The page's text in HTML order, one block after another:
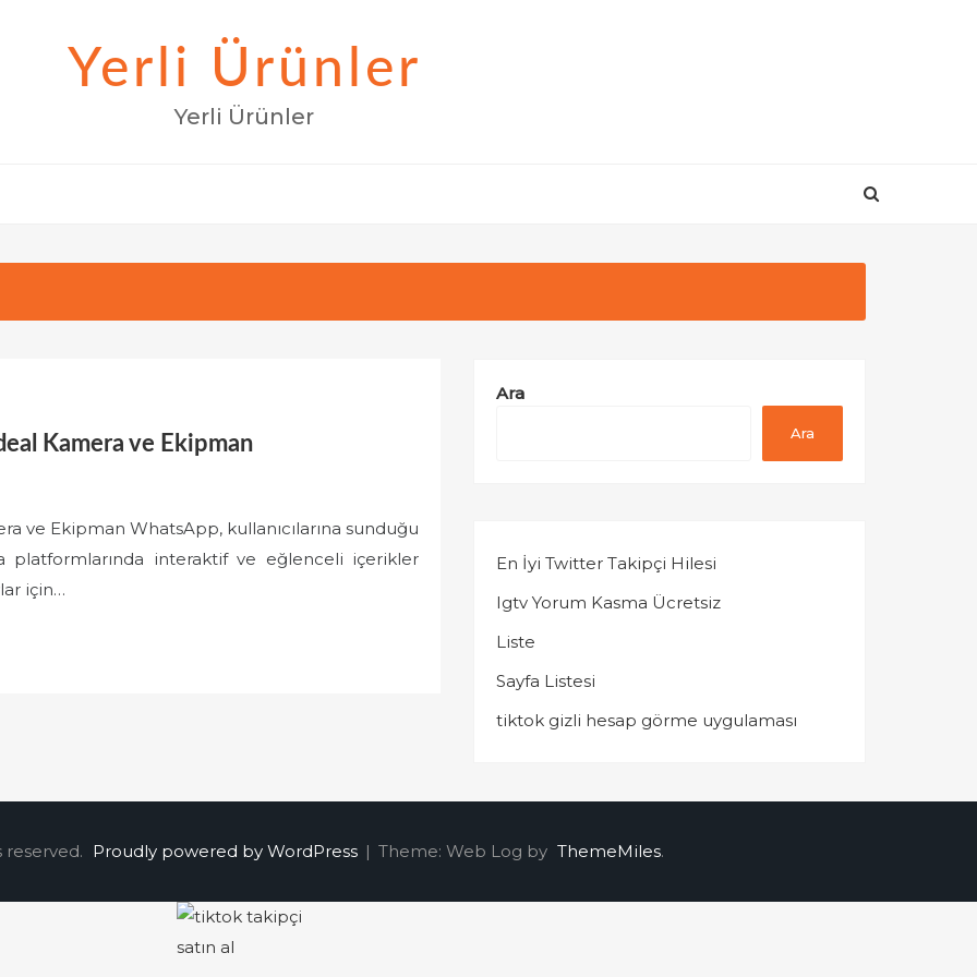
Yerli Ürünler
Yerli Ürünler
Kamera ve Ekipman
ve Ekipman WhatsApp, kullanıcılarına sunduğu
platformlarında interaktif ve eğlenceli içerikler
için…
Ara
Ara
En İyi Twitter Takipçi Hilesi
Igtv Yorum Kasma Ücretsiz
Liste
Sayfa Listesi
tiktok gizli hesap görme uygulaması
Proudly powered by WordPress | Theme: Web Log by ThemeMiles.